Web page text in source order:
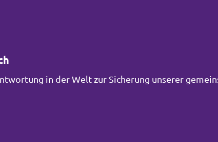
in der Welt zur Sicherung unserer